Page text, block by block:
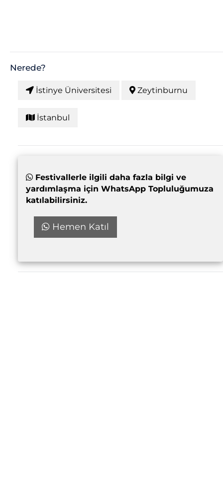
Nerede?
İstinye Üniversitesi Zeytinburnu
İstanbul
Festivallerle ilgili daha fazla bilgi ve
yardımlaşma için WhatsApp Topluluğumuza
katılabilirsiniz.
Hemen Katıl